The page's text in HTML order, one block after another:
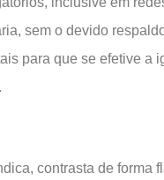
sem o devido
para que se efetive a
contrasta de forma